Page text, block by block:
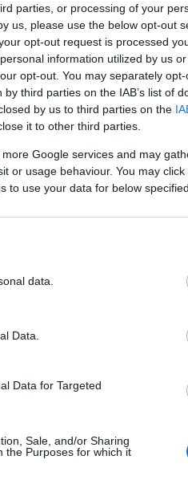
parties, or processing of your
us, please use the below opt-out
opt-out request is processed
information utilized by us
opt-out. You may separately
third parties on the IAB’s list of
by us to third parties on the
it to other third parties.
Google services and may
or usage behaviour. You may
to use your data for below
data.
Data.
Data for Targeted
Sale, and/or Sharing
the Purposes for which it
petúnia (1) kerti
védelme a fagytól
szerszámok (1)
kétütemű
zöldség (1) kísérlet
(19) kiskerti
(1) kiskert blog ( 1)
(1) kisméretű
koktélparadicsom
(1 ) komment (1)
komposztálás
)
(1 ) komposzt
könyvek
koppintás
krókusz (1) krumpli
(1 )
termesztése (1 )
mould (1 ) lelkes lajos
(1) madár (1)
medvehagyma a
1
(1) muroklégy
provance